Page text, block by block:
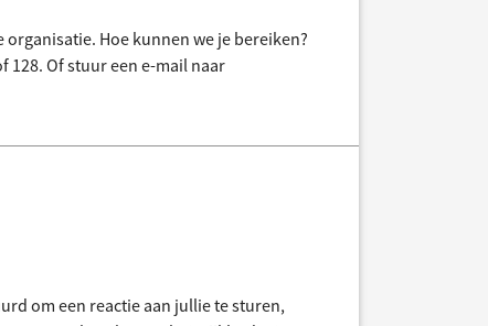
Hoe kunnen we je bereiken?
128. Of stuur een e-mail naar
om een reactie aan jullie te sturen,